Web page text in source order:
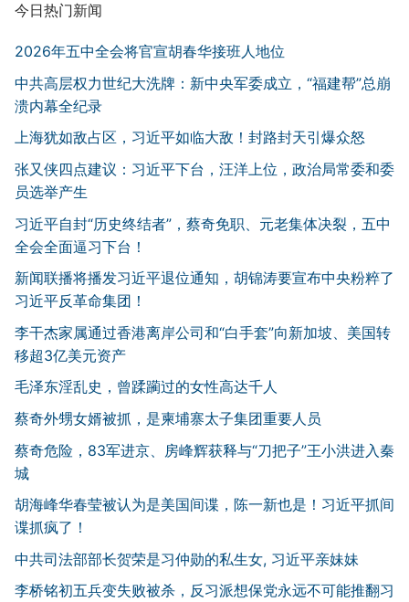
今日热门新闻
2026年五中全会将官宣胡春华接班人地位
中共高层权力世纪大洗牌：新中央军委成立，“福建帮”总崩
溃内幕全纪录
上海犹如敌占区，习近平如临大敌！封路封天引爆众怒
张又侠四点建议：习近平下台，汪洋上位，政治局常委和委
员选举产生
习近平自封“历史终结者”，蔡奇免职、元老集体决裂，五中
全会全面逼习下台！
新闻联播将播发习近平退位通知，胡锦涛要宣布中央粉粹了
习近平反革命集团！
李干杰家属通过香港离岸公司和“白手套”向新加坡、美国转
移超3亿美元资产
毛泽东淫乱史，曾蹂躏过的女性高达千人
蔡奇外甥女婿被抓，是柬埔寨太子集团重要人员
蔡奇危险，83军进京、房峰辉获释与“刀把子”王小洪进入秦
城
胡海峰华春莹被认为是美国间谍，陈一新也是！习近平抓间
谍抓疯了！
中共司法部部长贺荣是习仲勋的私生女, 习近平亲妹妹
李桥铭初五兵变失败被杀，反习派想保党永远不可能推翻习